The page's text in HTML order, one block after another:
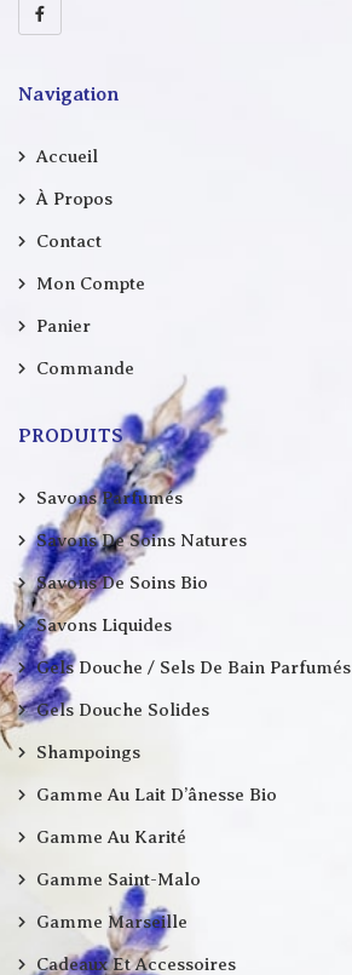
Navigation
Accueil
À Propos
Contact
Mon Compte
Panier
Commande
PRODUITS
Savons Parfumés
Savons De Soins Natures
Savons De Soins Bio
Savons Liquides
Gels Douche / Sels De Bain Parfumés
Gels Douche Solides
Shampoings
Gamme Au Lait D’ânesse Bio
Gamme Au Karité
Gamme Saint-Malo
Gamme Marseille
Cadeaux Et Accessoires